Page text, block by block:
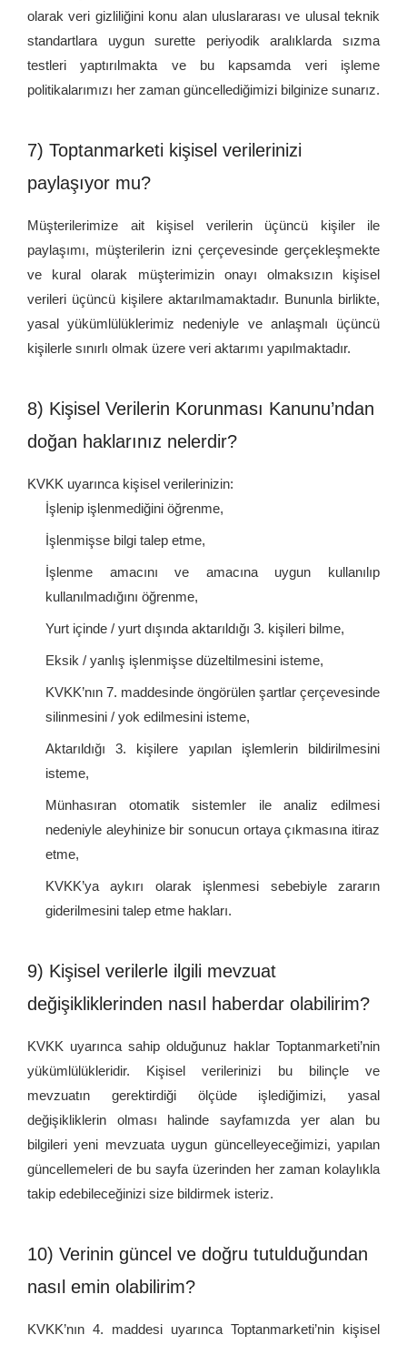
olarak veri gizliliğini konu alan uluslararası ve ulusal teknik
standartlara uygun surette periyodik aralıklarda sızma
testleri yaptırılmakta ve bu kapsamda veri işleme
politikalarımızı her zaman güncellediğimizi bilginize sunarız.
7) Toptanmarketi kişisel verilerinizi
paylaşıyor mu?
Müşterilerimize ait kişisel verilerin üçüncü kişiler ile
paylaşımı, müşterilerin izni çerçevesinde gerçekleşmekte
ve kural olarak müşterimizin onayı olmaksızın kişisel
verileri üçüncü kişilere aktarılmamaktadır. Bununla birlikte,
yasal yükümlülüklerimiz nedeniyle ve anlaşmalı üçüncü
kişilerle sınırlı olmak üzere veri aktarımı yapılmaktadır.
8) Kişisel Verilerin Korunması Kanunu’ndan
doğan haklarınız nelerdir?
KVKK uyarınca kişisel verilerinizin:
İşlenip işlenmediğini öğrenme,
İşlenmişse bilgi talep etme,
İşlenme amacını ve amacına uygun kullanılıp
kullanılmadığını öğrenme,
Yurt içinde / yurt dışında aktarıldığı 3. kişileri bilme,
Eksik / yanlış işlenmişse düzeltilmesini isteme,
KVKK’nın 7. maddesinde öngörülen şartlar çerçevesinde
silinmesini / yok edilmesini isteme,
Aktarıldığı 3. kişilere yapılan işlemlerin bildirilmesini
isteme,
Münhasıran otomatik sistemler ile analiz edilmesi
nedeniyle aleyhinize bir sonucun ortaya çıkmasına itiraz
etme,
KVKK’ya aykırı olarak işlenmesi sebebiyle zararın
giderilmesini talep etme hakları.
9) Kişisel verilerle ilgili mevzuat
değişikliklerinden nasıl haberdar olabilirim?
KVKK uyarınca sahip olduğunuz haklar Toptanmarketi’nin
yükümlülükleridir. Kişisel verilerinizi bu bilinçle ve
mevzuatın gerektirdiği ölçüde işlediğimizi, yasal
değişikliklerin olması halinde sayfamızda yer alan bu
bilgileri yeni mevzuata uygun güncelleyeceğimizi, yapılan
güncellemeleri de bu sayfa üzerinden her zaman kolaylıkla
takip edebileceğinizi size bildirmek isteriz.
10) Verinin güncel ve doğru tutulduğundan
nasıl emin olabilirim?
KVKK’nın 4. maddesi uyarınca Toptanmarketi’nin kişisel